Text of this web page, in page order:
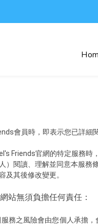
會員時，即表示您已詳細
Friends官網的特定服務時
）閱讀、理解並同意本服務
及其後修改變更。
站無須負擔任何責任：
務之風險會由您個人承擔